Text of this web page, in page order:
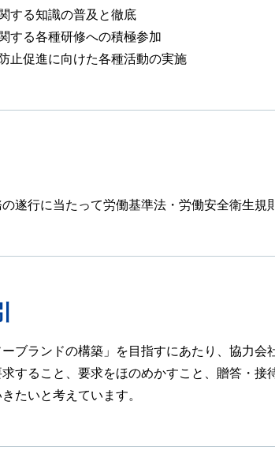
する知識の普及と徹底
する各種研修への積極参加
止促進に向けた各種活動の実施
遂行に当たって労働基準法・労働安全衛生
ブランドの構築」を目指すにあたり、協力
すること、要求をほのめかすこと、贈答・
たいと考えています。